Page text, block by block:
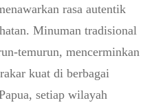
rasa autentik
Minuman tradisional
temurun, mencerminkan
kuat di berbagai
setiap wilayah